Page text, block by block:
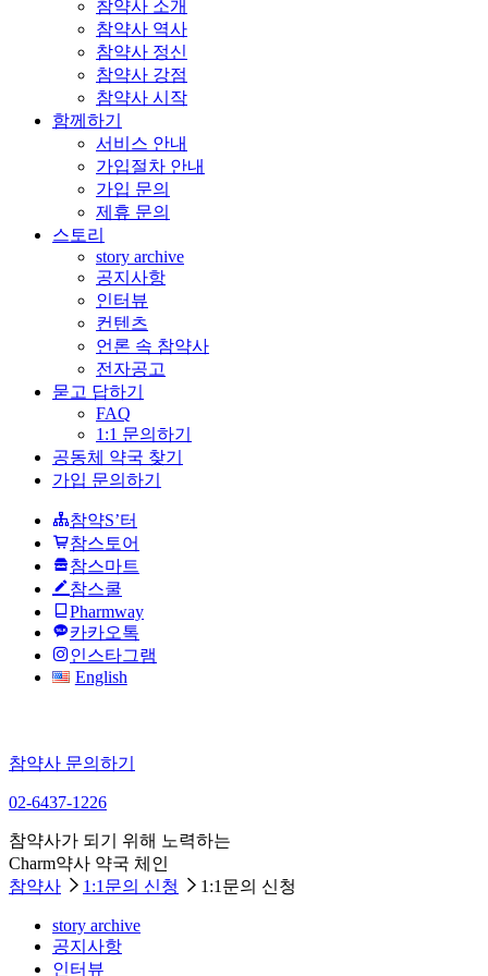
참약사 소개
참약사 역사
참약사 정신
참약사 강점
참약사 시작
함께하기
서비스 안내
가입절차 안내
가입 문의
제휴 문의
스토리
story archive
공지사항
인터뷰
컨텐츠
언론 속 참약사
전자공고
묻고 답하기
FAQ
1:1 문의하기
공동체 약국 찾기
가입 문의하기
참약S’터
참스토어
참스마트
참스쿨
Pharmway
카카오톡
인스타그램
English
참약사 문의하기
02-6437-1226
참약사가 되기 위해 노력하는
Charm약사 약국 체인
참약사
1:1문의 신청 1:1문의 신청
story archive
공지사항
인터뷰